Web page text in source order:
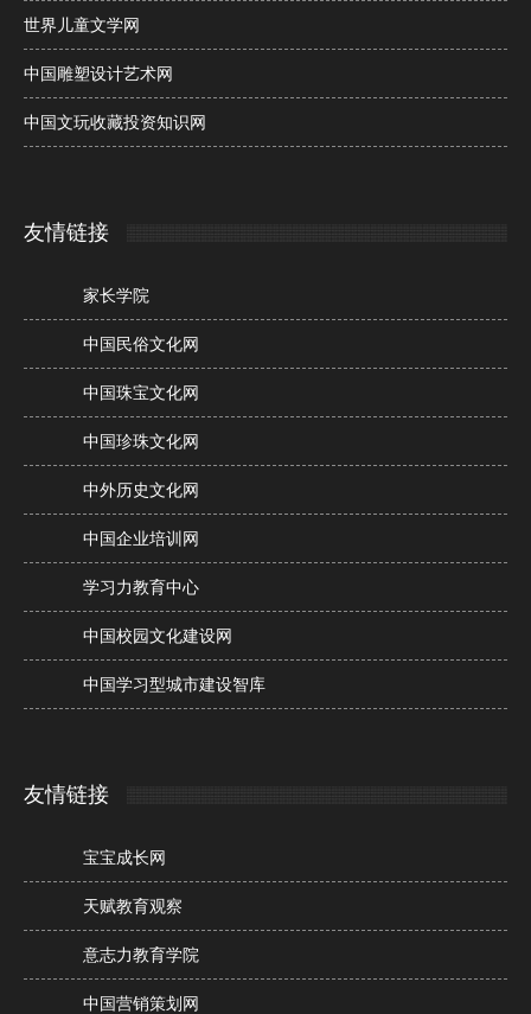
世界儿童文学网
中国雕塑设计艺术网
中国文玩收藏投资知识网
友情链接
家长学院
中国民俗文化网
中国珠宝文化网
中国珍珠文化网
中外历史文化网
中国企业培训网
学习力教育中心
中国校园文化建设网
中国学习型城市建设智库
友情链接
宝宝成长网
天赋教育观察
意志力教育学院
中国营销策划网